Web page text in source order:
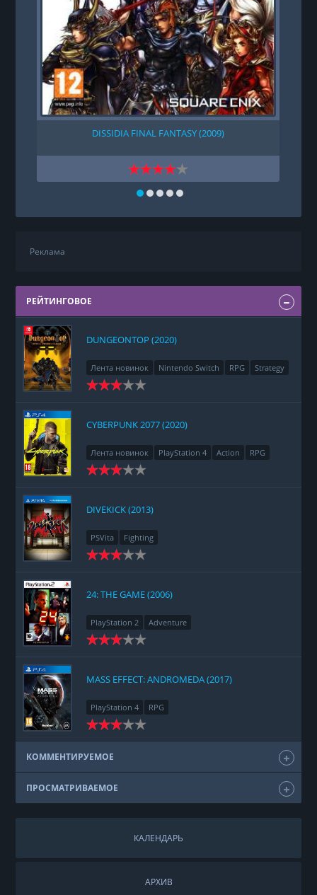
DISSIDIA FINAL FANTASY (2009)
Реклама
РЕЙТИНГОВОЕ
DUNGEONTOP (2020)
Лента новинок Nintendo Switch RPG Strategy
CYBERPUNK 2077 (2020)
Лента новинок PlayStation 4 Action
RPG
Racing
Adventure
DIVEKICK (2013)
PSVita Fighting
24: THE GAME (2006)
PlayStation 2 Adventure
MASS EFFECT: ANDROMEDA (2017)
PlayStation 4 RPG
КОММЕНТИРУЕМОЕ
ПРОСМАТРИВАЕМОЕ
КАЛЕНДАРЬ
АРХИВ